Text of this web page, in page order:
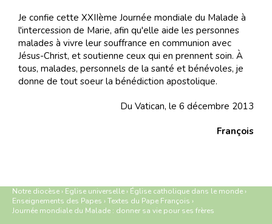
Je confie cette XXIIème Journée mondiale du Malade à
l'intercession de Marie, afin qu'elle aide les personnes
malades à vivre leur souffrance en communion avec
Jésus-Christ, et soutienne ceux qui en prennent soin. À
tous, malades, personnels de la santé et bénévoles, je
donne de tout soeur la bénédiction apostolique.
Du Vatican, le 6 décembre 2013
François
Notre diocèse › Eglise universelle › Église catholique dans le monde ›
Enseignements des Papes ›Textes du Pape François ›
Journée mondiale du Malade : donner sa vie pour ses frères